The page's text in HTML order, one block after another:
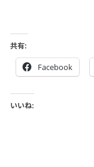
共有:
Facebook
いいね: